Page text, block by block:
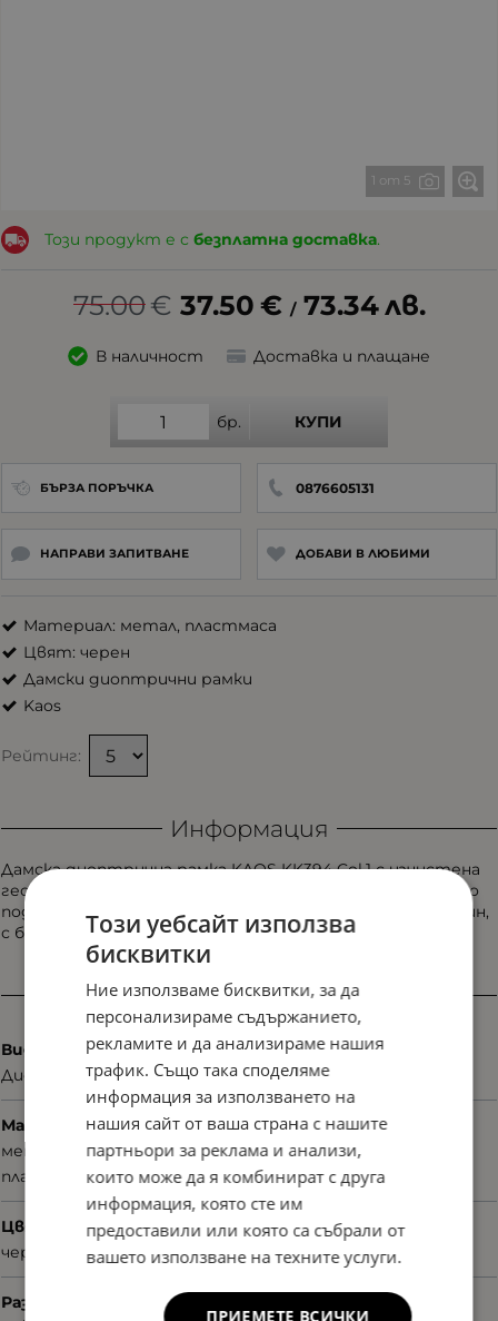
1 от 5
Този продукт е с безплатна доставка.
75.00€ 37.50 € / 73.34лв.
В наличност Доставка и плащане
бр. КУПИ
БЪРЗА ПОРЪЧКА 0876605131
НАПРАВИ ЗАПИТВАНЕ ДОБАВИ В ЛЮБИМИ
Материал: метал, пластмаса
Цвят: черен
Дамски диоптрични рамки
Kaos
Рейтинг:
Информация
Дамска диоптрична рамка KAOS KK394 Col.1 с изчистена
геометрия и модерно градско излъчване. Модел, който
подчертава лицето по елегантен и ненатрапчив начин,
с баланс между стил и комфорт.
Характеристики
Вид
Диоптрични
Материал
метал
пластмаса
Цвят
черен
Размер
Този уебсайт използва
бисквитки
Ние използваме бисквитки, за да
персонализираме съдържанието,
рекламите и да анализираме нашия
трафик. Също така споделяме
информация за използването на
нашия сайт от ваша страна с нашите
партньори за реклама и анализи,
които може да я комбинират с друга
информация, която сте им
предоставили или която са събрали от
вашето използване на техните услуги.
ПРИЕМЕТЕ ВСИЧКИ